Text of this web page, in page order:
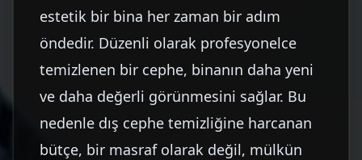
estetik bir bina her zaman bir adım
öndedir. Düzenli olarak profesyonelce
temizlenen bir cephe, binanın daha yeni
ve daha değerli görünmesini sağlar. Bu
nedenle dış cephe temizliğine harcanan
bütçe, bir masraf olarak değil, mülkün